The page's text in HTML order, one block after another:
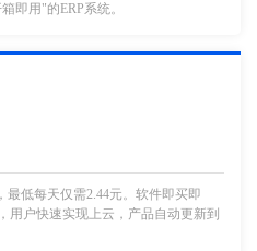
即用"的ERP系统。
最低每天仅需2.44元。软件即买即
用户快速实现上云，产品自动更新到